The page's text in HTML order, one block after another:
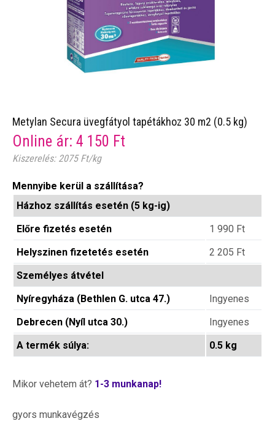
Metylan Secura üvegfátyol tapétákhoz 30 m2 (0.5 kg)
Online ár: 4 150 Ft
Kiszerelés: 2075 Ft/kg
Mennyibe kerül a szállítása?
Házhoz szállítás esetén (5 kg-ig)
Előre fizetés esetén
1 990 Ft
Helyszinen fizetetés esetén
2 205 Ft
Személyes átvétel
Nyíregyháza (Bethlen G. utca 47.)
Ingyenes
Debrecen (Nyíl utca 30.)
Ingyenes
A termék súlya:
0.5 kg
Mikor vehetem át? 1-3 munkanap!
gyors munkavégzés